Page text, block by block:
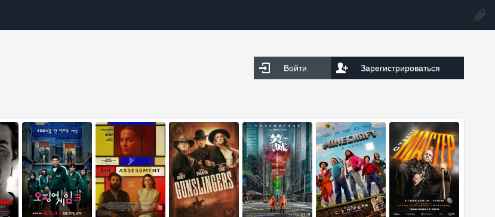
Войти Зарегистрироваться